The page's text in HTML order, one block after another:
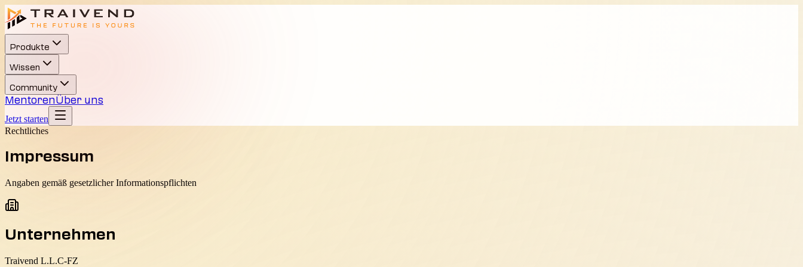
Produkte
Wissen
Community
MentorenÜber uns
Jetzt starten
Rechtliches
Impressum
Angaben gemäß gesetzlicher Informationspflichten
Unternehmen
Traivend L.L.C-FZ